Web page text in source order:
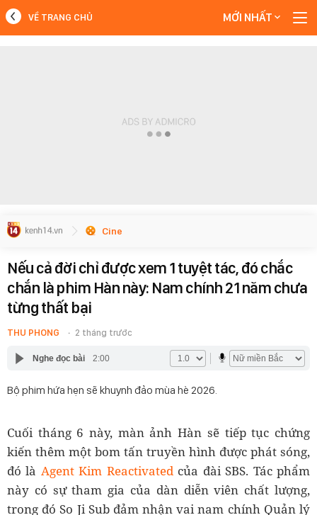
VỀ TRANG CHỦ MỚI NHẤT
Cine
Nếu cả đời chỉ được xem 1 tuyệt tác, đó chắc
chắn là phim Hàn này: Nam chính 21 năm chưa
từng thất bại
THU PHONG 2 tháng trước
Nghe đọc bài 2:00
Bộ phim hứa hẹn sẽ khuynh đảo mùa hè 2026.
Cuối tháng 6 này, màn ảnh Hàn sẽ tiếp tục chứng
kiến thêm một bom tấn truyền hình được phát sóng,
đó là Agent Kim Reactivatedcủa đài SBS. Tác phẩm
này có sự tham gia của dàn diễn viên chất lượng,
trong đó So Ji Sub đảm nhận vai nam chính Quản lý